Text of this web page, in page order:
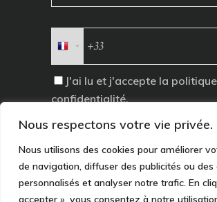
Nous respectons votre vie privée.
Nous utilisons des cookies pour améliorer
de navigation, diffuser des publicités ou des
personnalisés et analyser notre trafic. En
accepter », vous consentez à notre
J'ai lu et j'accepte la
confidentialité.